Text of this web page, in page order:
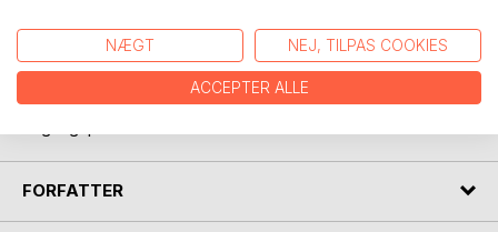
Bogen er præget af datidens normer og skikke, samt
enkelte passager med egnens dialekt .
Bogen følger dagligagen, slægtens gang, deres glæder og
sorger for det mest med "Lille Bækgaard" som
FORFATTER
NÆGT NEJ, TILPAS COOKIES
ACCEPTER ALLE